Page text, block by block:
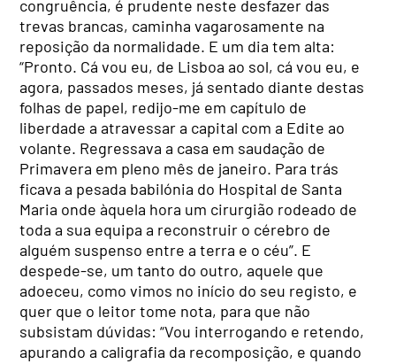
congruência, é prudente neste desfazer das
trevas brancas, caminha vagarosamente na
reposição da normalidade. E um dia tem alta:
“Pronto. Cá vou eu, de Lisboa ao sol, cá vou eu, e
agora, passados meses, já sentado diante destas
folhas de papel, redijo-me em capítulo de
liberdade a atravessar a capital com a Edite ao
volante. Regressava a casa em saudação de
Primavera em pleno mês de janeiro. Para trás
ficava a pesada babilónia do Hospital de Santa
Maria onde àquela hora um cirurgião rodeado de
toda a sua equipa a reconstruir o cérebro de
alguém suspenso entre a terra e o céu”. E
despede-se, um tanto do outro, aquele que
adoeceu, como vimos no início do seu registo, e
quer que o leitor tome nota, para que não
subsistam dúvidas: “Vou interrogando e retendo,
apurando a caligrafia da recomposição, e quando